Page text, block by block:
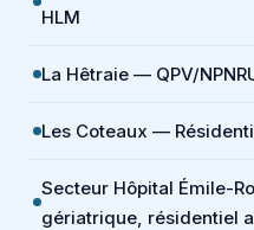
HLM
La Hêtraie — QPV/
Les Coteaux —
Secteur Hôpital Émile-
gériatrique, résidentiel